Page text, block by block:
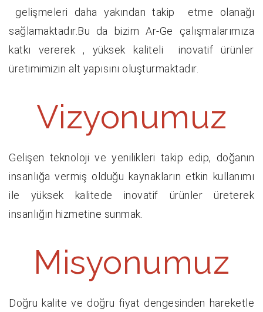
gelişmeleri daha yakından takip etme olanağı
sağlamaktadır.Bu da bizim Ar-Ge çalışmalarımıza
katkı vererek , yüksek kaliteli inovatif ürünler
üretimimizin alt yapısını oluşturmaktadır.
Vizyonumuz
Gelişen teknoloji ve yenilikleri takip edip, doğanın
insanlığa vermiş olduğu kaynakların etkin kullanımı
ile yüksek kalitede inovatif ürünler üreterek
insanlığın hizmetine sunmak.
Misyonumuz
Doğru kalite ve doğru fiyat dengesinden hareketle